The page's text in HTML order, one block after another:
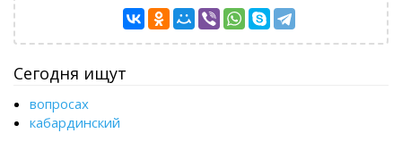
Сегодня ищут
вопросах
кабардинский